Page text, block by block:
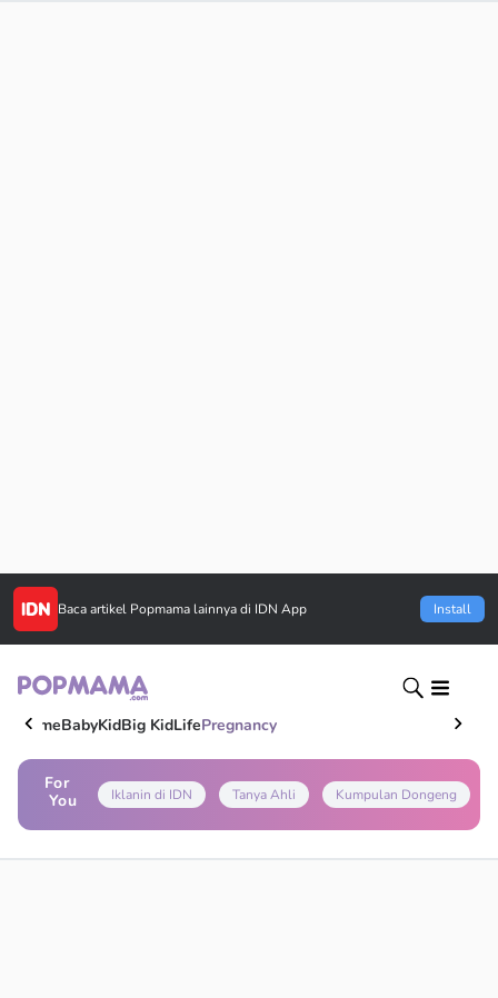
Baca artikel Popmama lainnya di IDN App Install
HomeBabyKidBig KidLifePregnancy
For
You
Iklanin di IDN Tanya Ahli Kumpulan Dongeng